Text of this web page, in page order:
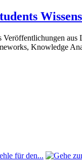
Veröffentlichungen
Knowledge
für den...